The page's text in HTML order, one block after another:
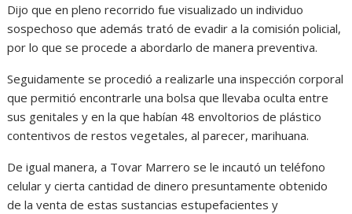
Dijo que en pleno recorrido fue visualizado un individuo
sospechoso que además trató de evadir a la comisión policial,
por lo que se procede a abordarlo de manera preventiva.
Seguidamente se procedió a realizarle una inspección corporal
que permitió encontrarle una bolsa que llevaba oculta entre
sus genitales y en la que habían 48 envoltorios de plástico
contentivos de restos vegetales, al parecer, marihuana.
De igual manera, a Tovar Marrero se le incautó un teléfono
celular y cierta cantidad de dinero presuntamente obtenido
de la venta de estas sustancias estupefacientes y